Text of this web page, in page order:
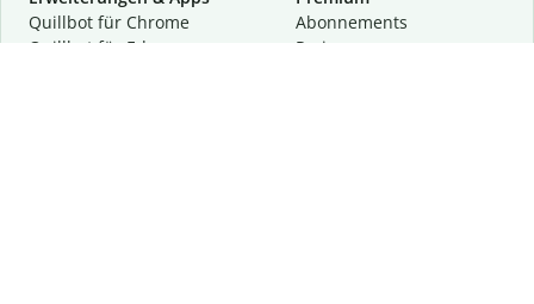
Quillbot für Chrome
Quillbot für Edge
Abon­ne­ments
Preise